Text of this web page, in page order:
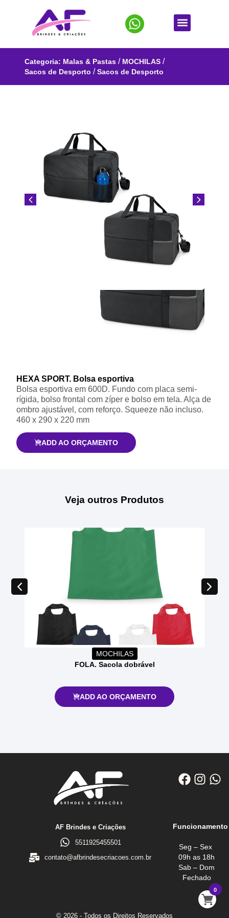
Categoria: Malas & Pastas / MOCHILAS /
Sacos de Desporto /Sacos de Desporto
HEXA SPORT. Bolsa esportiva
Bolsa esportiva em 600D. Fundo com placa semi-
rígida, bolso frontal com zíper e bolso em tela. Alça de
ombro ajustável, com reforço. Squeeze não incluso.
460 x 290 x 220 mm
ADD AO ORÇAMENTO
Veja outros Produtos
MOCHILAS
FOLA. Sacola dobrável
ADD AO ORÇAMENTO
AF Brindes e Criações
5511925455501
contato@afbrindesecriacoes.com.br
Funcionamento
Seg – Sex
09h as 18h
Sab – Dom
Fechado
0
© 2026 - Todos os Direitos Reservados